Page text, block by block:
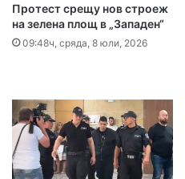
Протест срещу нов строеж
на зелена площ в „Западен“
09:48ч, сряда, 8 юли, 2026